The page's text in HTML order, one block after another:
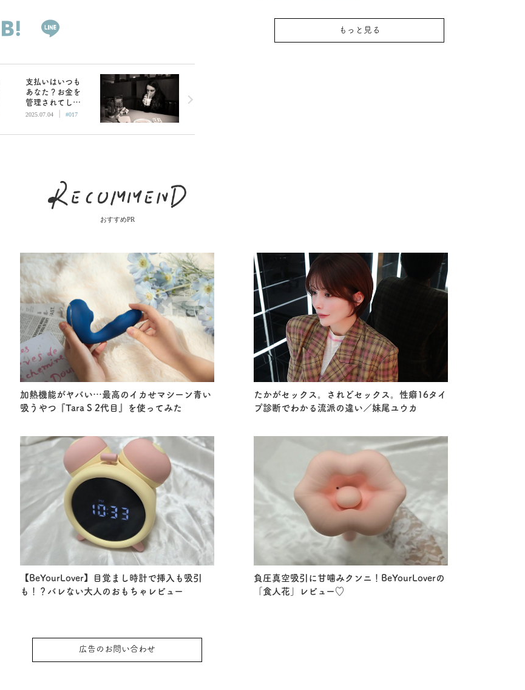
支払いはいつも
あなた？お金を
管理されてしま
う経済的デート
2025.07.04 | #017
もっと見る
おすすめPR
加熱機能がヤバい…最高のイカせマシーン青い
吸うやつ『Tara S 2代目』を使ってみた
たかがセックス。されどセックス。性癖16タイ
プ診断でわかる流派の違い／妹尾ユウカ
【BeYourLover】目覚まし時計で挿入も吸引
も！？バレない大人のおもちゃレビュー
負圧真空吸引に甘噛みクンニ！BeYourLoverの
「食人花」レビュー♡
広告のお問い合わせ